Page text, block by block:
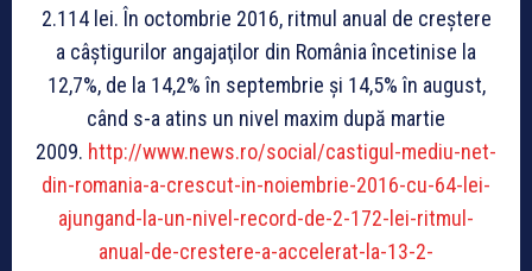
2.114 lei. În octombrie 2016, ritmul anual de creştere
a câştigurilor angajaţilor din România încetinise la
12,7%, de la 14,2% în septembrie şi 14,5% în august,
când s-a atins un nivel maxim după martie
2009. http://www.news.ro/social/castigul-mediu-net-
din-romania-a-crescut-in-noiembrie-2016-cu-64-lei-
ajungand-la-un-nivel-record-de-2-172-lei-ritmul-
anual-de-crestere-a-accelerat-la-13-2-